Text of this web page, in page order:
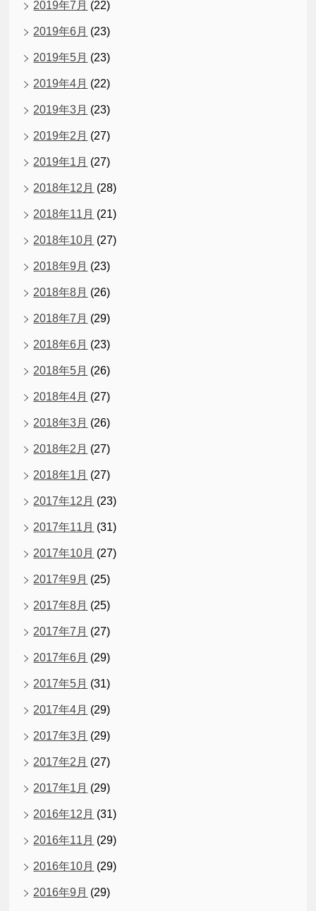
2019年7月 (22)
2019年6月 (23)
2019年5月 (23)
2019年4月 (22)
2019年3月 (23)
2019年2月 (27)
2019年1月 (27)
2018年12月 (28)
2018年11月 (21)
2018年10月 (27)
2018年9月 (23)
2018年8月 (26)
2018年7月 (29)
2018年6月 (23)
2018年5月 (26)
2018年4月 (27)
2018年3月 (26)
2018年2月 (27)
2018年1月 (27)
2017年12月 (23)
2017年11月 (31)
2017年10月 (27)
2017年9月 (25)
2017年8月 (25)
2017年7月 (27)
2017年6月 (29)
2017年5月 (31)
2017年4月 (29)
2017年3月 (29)
2017年2月 (27)
2017年1月 (29)
2016年12月 (31)
2016年11月 (29)
2016年10月 (29)
2016年9月 (29)